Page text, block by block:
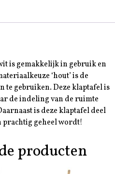
is gemakkelijk in gebruik en
‘hout’ is de
te gebruiken. Deze klaptafel is
de indeling van de ruimte
is deze klaptafel deel
prachtig geheel wordt!
producten